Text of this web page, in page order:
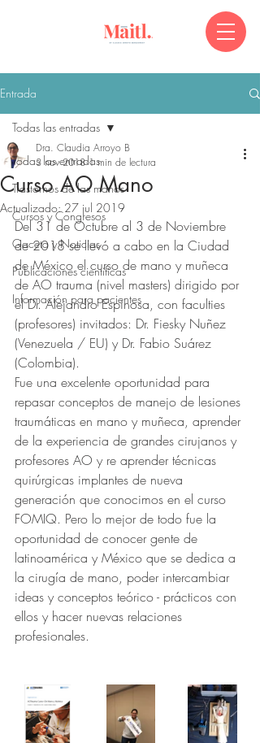
Entrada
Todas las entradas
Trastornos de las manos
Cursos y Congresos
Gaceta y Noticias
Publicaciones científicas
Información para pacientes
Todas las entradas
Curso AO Mano
Dra. Claudia Arroyo B
3 nov 2018 1 min de lectura
Actualizado:27 jul 2019
Del 31 de Octubre al 3 de Noviembre
de 2018 se llevó a cabo en la Ciudad
de México el curso de mano y muñeca
de AO trauma (nivel masters) dirigido por
el Dr. Alejandro Espinosa, con faculties
(profesores) invitados: Dr. Fiesky Nuñez
(Venezuela / EU) y Dr. Fabio Suárez
(Colombia).
Fue una excelente oportunidad para
repasar conceptos de manejo de lesiones
traumáticas en mano y muñeca, aprender
de la experiencia de grandes cirujanos y
profesores AO y re aprender técnicas
quirúrgicas implantes de nueva
generación que conocimos en el curso
FOMIQ. Pero lo mejor de todo fue la
oportunidad de conocer gente de
latinoamérica y México que se dedica a
la cirugía de mano, poder intercambiar
ideas y conceptos teórico - prácticos con
ellos y hacer nuevas relaciones
profesionales.